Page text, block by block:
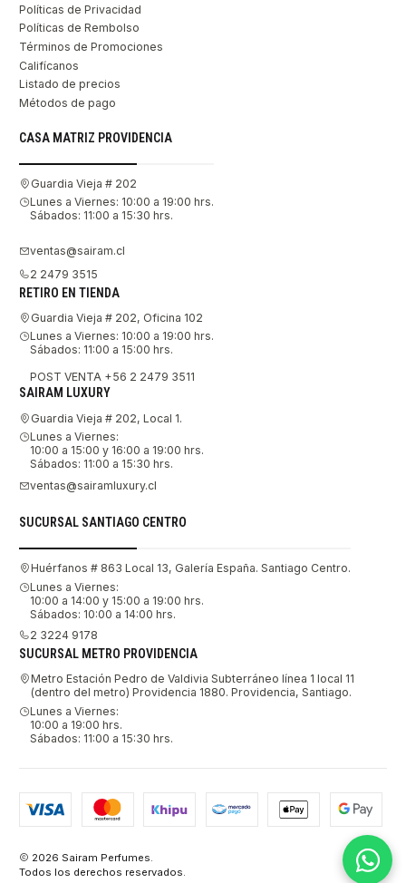
Políticas de Privacidad
Políticas de Rembolso
Términos de Promociones
Califícanos
Listado de precios
Métodos de pago
CASA MATRIZ PROVIDENCIA
Guardia Vieja # 202
Lunes a Viernes: 10:00 a 19:00 hrs.
Sábados: 11:00 a 15:30 hrs.
ventas@sairam.cl
2 2479 3515
RETIRO EN TIENDA
Guardia Vieja # 202, Oficina 102
Lunes a Viernes: 10:00 a 19:00 hrs.
Sábados: 11:00 a 15:00 hrs.
POST VENTA +56 2 2479 3511
SAIRAM LUXURY
Guardia Vieja # 202, Local 1.
Lunes a Viernes:
10:00 a 15:00 y 16:00 a 19:00 hrs.
Sábados: 11:00 a 15:30 hrs.
ventas@sairamluxury.cl
SUCURSAL SANTIAGO CENTRO
Huérfanos # 863 Local 13, Galería España. Santiago Centro.
Lunes a Viernes:
10:00 a 14:00 y 15:00 a 19:00 hrs.
Sábados: 10:00 a 14:00 hrs.
2 3224 9178
SUCURSAL METRO PROVIDENCIA
Metro Estación Pedro de Valdivia Subterráneo línea 1 local 11
(dentro del metro) Providencia 1880. Providencia, Santiago.
Lunes a Viernes:
10:00 a 19:00 hrs.
Sábados: 11:00 a 15:30 hrs.
2026 Sairam Perfumes.
Todos los derechos reservados.